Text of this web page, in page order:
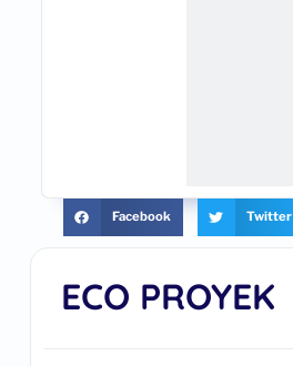
ECO PROYEK
Facebook Twitter